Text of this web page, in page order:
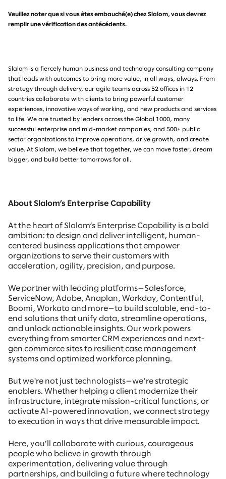
Veuillez noter que si vous êtes embauché(e) chez Slalom, vous devrez
remplir une vérification des antécédents.
Slalom is a fiercely human business and technology consulting company
that leads with outcomes to bring more value, in all ways, always. From
strategy through delivery, our agile teams across 52 offices in 12
countries collaborate with clients to bring powerful customer
experiences, innovative ways of working, and new products and services
to life. We are trusted by leaders across the Global 1000, many
successful enterprise and mid-market companies, and 500+ public
sector organizations to improve operations, drive growth, and create
value. At Slalom, we believe that together, we can move faster, dream
bigger, and build better tomorrows for all.
About Slalom’s Enterprise Capability
At the heart of Slalom’s Enterprise Capability is a bold
ambition: to design and deliver intelligent, human-
centered business applications that empower
organizations to serve their customers with
acceleration, agility, precision, and purpose.
We partner with leading platforms—Salesforce,
ServiceNow, Adobe, Anaplan, Workday, Contentful,
Boomi, Workato and more—to build scalable, end-to-
end solutions that unify data, streamline operations,
and unlock actionable insights. Our work powers
everything from smarter CRM experiences and next-
gen commerce sites to resilient case management
systems and optimized workforce planning.
But we're not just technologists—we’re strategic
enablers. Whether helping a client modernize their
infrastructure, integrate mission-critical functions, or
activate AI-powered innovation, we connect strategy
to execution in ways that drive measurable impact.
Here, you’ll collaborate with curious, courageous
people who believe in growth through
experimentation, delivering value through
partnerships, and building a future where technology